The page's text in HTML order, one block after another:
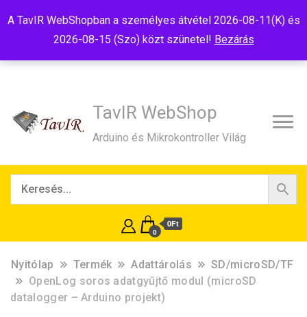
A TavIR WebShopban a személyes átvétel 2026-08-11(K) és
2026-08-15 (Szo) közt szünetel! Bezárás
TavIR WebShop
Arduino és Mikrokontroller Világ
0
0Ft
Nyitólap Termék Adattárolás
SD/microSD/TF
OpenLog soros adatgyűjtő modul (microSD
datalogger – Arduino projekt)